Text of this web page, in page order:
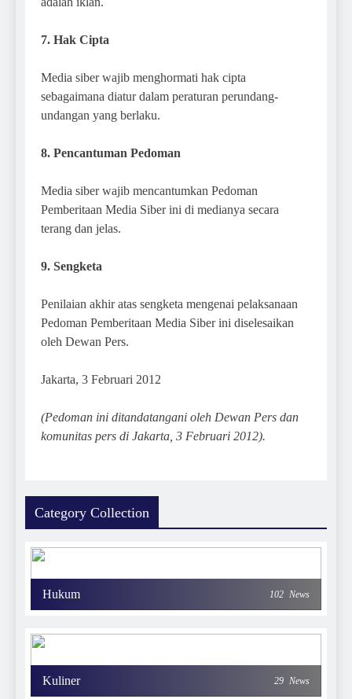
7. Hak Cipta
Media siber wajib menghormati hak cipta
sebagaimana diatur dalam peraturan perundang-
undangan yang berlaku.
8. Pencantuman Pedoman
Media siber wajib mencantumkan Pedoman
Pemberitaan Media Siber ini di medianya secara
terang dan jelas.
9. Sengketa
Penilaian akhir atas sengketa mengenai pelaksanaan
Pedoman Pemberitaan Media Siber ini diselesaikan
oleh Dewan Pers.
Jakarta, 3 Februari 2012
(Pedoman ini ditandatangani oleh Dewan Pers dan
komunitas pers di Jakarta, 3 Februari 2012).
Category Collection
Hukum 102 News
Kuliner 29 News